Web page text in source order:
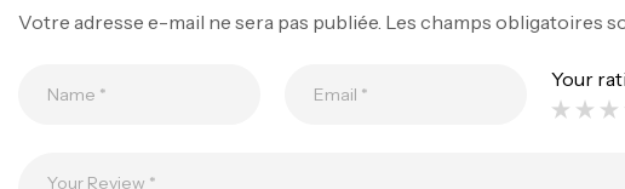
Votre adresse e-mail ne sera pas publiée. Les champs obligatoires
Your